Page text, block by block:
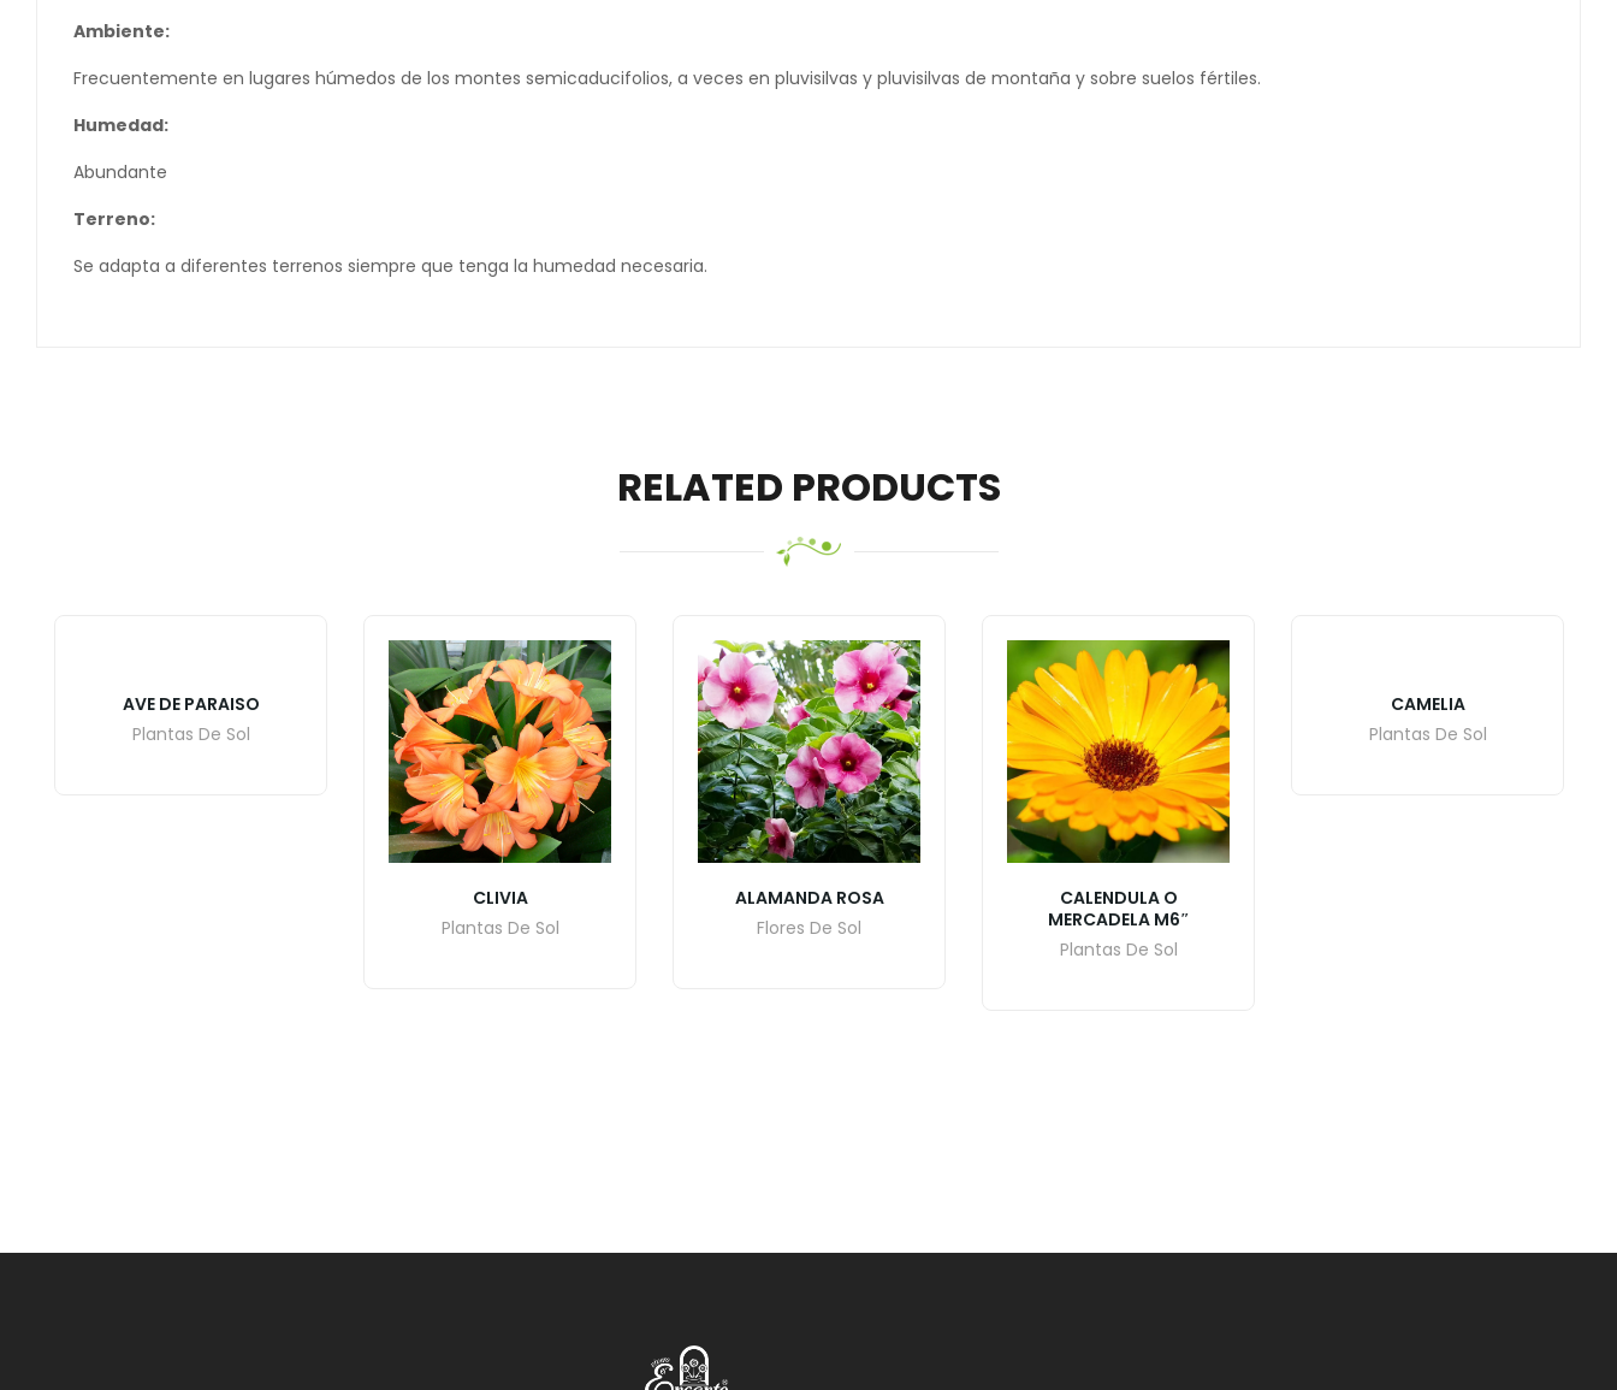
Ambiente:
Frecuentemente en lugares húmedos de los montes semicaducifolios, a veces en pluvisilvas y pluvisilvas de montaña y sobre suelos fértiles.
Humedad:
Abundante
Terreno:
Se adapta a diferentes terrenos siempre que tenga la humedad necesaria.
RELATED PRODUCTS
AVE DE PARAISO
Plantas De Sol
CLIVIA
Plantas De Sol
ALAMANDA ROSA
Flores De Sol
CALENDULA O
MERCADELA M6″
Plantas De Sol
CAMELIA
Plantas De Sol